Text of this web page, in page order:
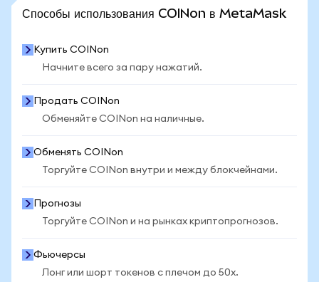
Способы использования COINon в MetaMask
Купить COINon
Начните всего за пару нажатий.
Продать COINon
Обменяйте COINon на наличные.
Обменять COINon
Торгуйте COINon внутри и между блокчейнами.
Прогнозы
Торгуйте COINon и на рынках криптопрогнозов.
Фьючерсы
Лонг или шорт токенов с плечом до 50x.